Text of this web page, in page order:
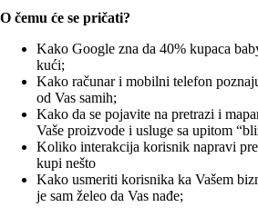
O čemu će se pričati?
Kako Google zna da 40% kupaca
kući;
Kako računar i mobilni telefon
od Vas samih;
Kako da se pojavite na pretrazi i
Vaše proizvode i usluge sa upitom
Koliko interakcija korisnik napravi
kupi nešto
Kako usmeriti korisnika ka Vašem
je sam želeo da Vas nađe;